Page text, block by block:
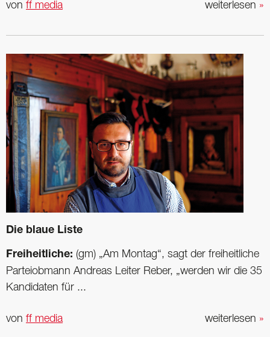
weiterlesen »
von ff media
Die blaue Liste
Freiheitliche: (gm) „Am Montag“, sagt der freiheitliche
Parteiobmann Andreas Leiter Reber, „werden wir die 35
Kandidaten für ...
weiterlesen »
von ff media